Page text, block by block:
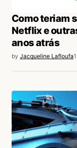
Como teriam
Netflix e
anos atrás
by Jacqueline Lafloufa